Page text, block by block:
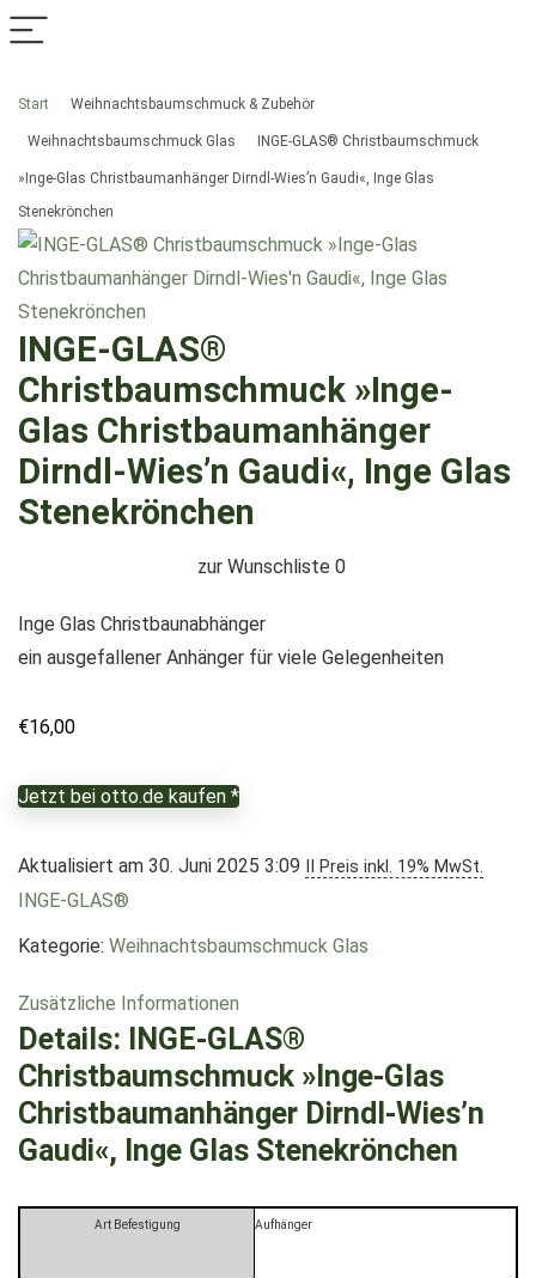
Start Weihnachtsbaumschmuck & Zubehör
Weihnachtsbaumschmuck Glas INGE-GLAS® Christbaumschmuck
»Inge-Glas Christbaumanhänger Dirndl-Wies’n Gaudi«, Inge Glas
Stenekrönchen
INGE-GLAS®
Christbaumschmuck »Inge-
Glas Christbaumanhänger
Dirndl-Wies’n Gaudi«, Inge Glas
Stenekrönchen
zur Wunschliste 0
Inge Glas Christbaunabhänger
ein ausgefallener Anhänger für viele Gelegenheiten
€16,00
Jetzt bei otto.de kaufen *
Aktualisiert am 30. Juni 2025 3:09 II Preis inkl. 19% MwSt.
INGE-GLAS®
Kategorie: Weihnachtsbaumschmuck Glas
Zusätzliche Informationen
Details:
INGE-GLAS®
Christbaumschmuck »Inge-Glas
Christbaumanhänger Dirndl-Wies’n
Gaudi«, Inge Glas Stenekrönchen
Art Befestigung Aufhänger